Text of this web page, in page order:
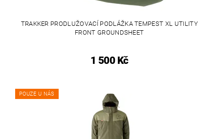
TRAKKER PRODLUŽOVACÍ PODLÁŽKA TEMPEST XL UTILITY
FRONT GROUNDSHEET
1 500 Kč
POUZE U NÁS